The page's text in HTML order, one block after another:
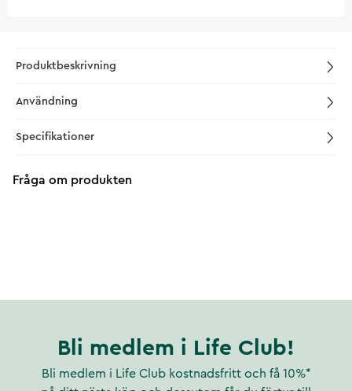
Produktbeskrivning
Användning
Specifikationer
Fråga om produkten
Bli medlem i Life Club!
Bli medlem i Life Club kostnadsfritt och få 10%*